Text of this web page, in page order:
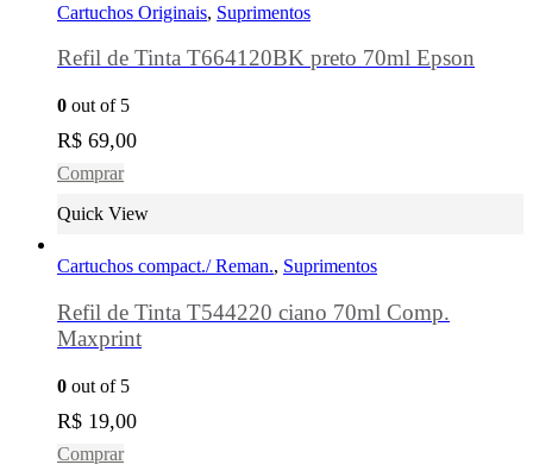
Cartuchos Originais, Suprimentos
Refil de Tinta T664120BK preto 70ml Epson
0 out of 5
R$ 69,00
Comprar
Quick View
Cartuchos compact./ Reman., Suprimentos
Refil de Tinta T544220 ciano 70ml Comp.
Maxprint
0 out of 5
R$ 19,00
Comprar